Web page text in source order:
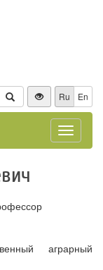
Ru En
Toggle
аграрный